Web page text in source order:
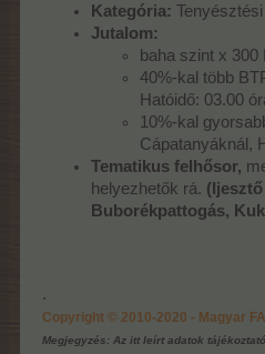
Kategória:
Jutalom:
baha szint x 300
40%-kal több
Hatóidő: 03.00
10%-kal
Cápatanyáknál,
Tematikus felhősor,
helyezhetők rá.
Buborékpattogás,
.
Copyright © 2010-2020 - Magyar
Megjegyzés: Az itt leírt adatok